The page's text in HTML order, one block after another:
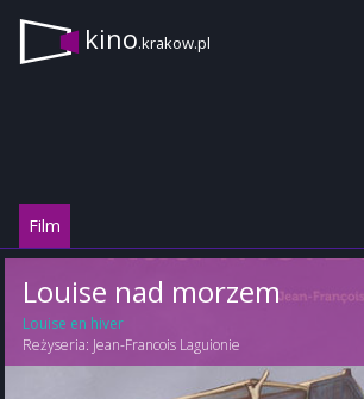
kino.krakow.pl
Film
Louise nad morzem
Louise en hiver
Reżyseria: Jean-Francois Laguionie